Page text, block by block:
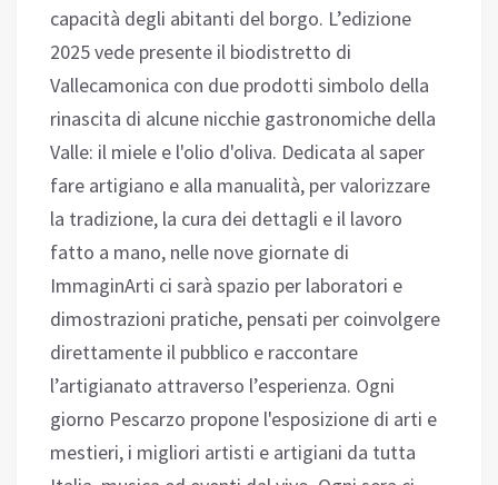
capacità degli abitanti del borgo. L’edizione
2025 vede presente il biodistretto di
Vallecamonica con due prodotti simbolo della
rinascita di alcune nicchie gastronomiche della
Valle: il miele e l'olio d'oliva. Dedicata al saper
fare artigiano e alla manualità, per valorizzare
la tradizione, la cura dei dettagli e il lavoro
fatto a mano, nelle nove giornate di
ImmaginArti ci sarà spazio per laboratori e
dimostrazioni pratiche, pensati per coinvolgere
direttamente il pubblico e raccontare
l’artigianato attraverso l’esperienza. Ogni
giorno Pescarzo propone l'esposizione di arti e
mestieri, i migliori artisti e artigiani da tutta